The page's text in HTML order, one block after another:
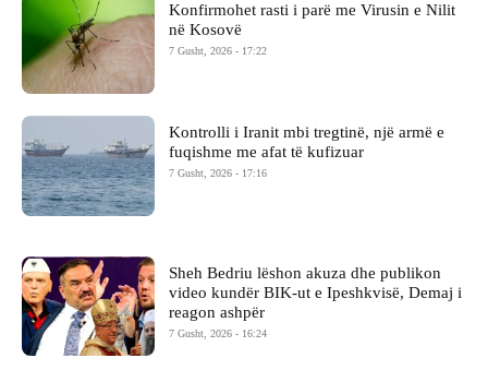
Konfirmohet rasti i parë me Virusin e Nilit
në Kosovë
7 Gusht, 2026 - 17:22
Kontrolli i Iranit mbi tregtinë, një armë e
fuqishme me afat të kufizuar
7 Gusht, 2026 - 17:16
Sheh Bedriu lëshon akuza dhe publikon
video kundër BIK-ut e Ipeshkvisë, Demaj i
reagon ashpër
7 Gusht, 2026 - 16:24